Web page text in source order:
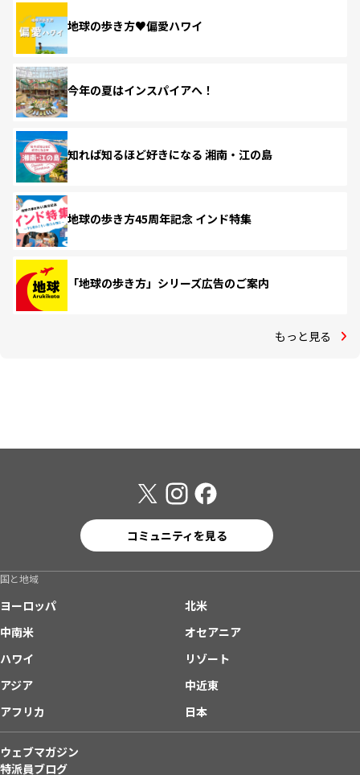
地球の歩き方♥偏愛ハワイ
今年の夏はインスパイアへ！
知れば知るほど好きになる 湘南・江の島
地球の歩き方45周年記念 インド特集
「地球の歩き方」シリーズ広告のご案内
もっと見る
コミュニティを見る
国と地域
ヨーロッパ
北米
中南米
オセアニア
ハワイ
リゾート
アジア
中近東
アフリカ
日本
ウェブマガジン
特派員ブログ